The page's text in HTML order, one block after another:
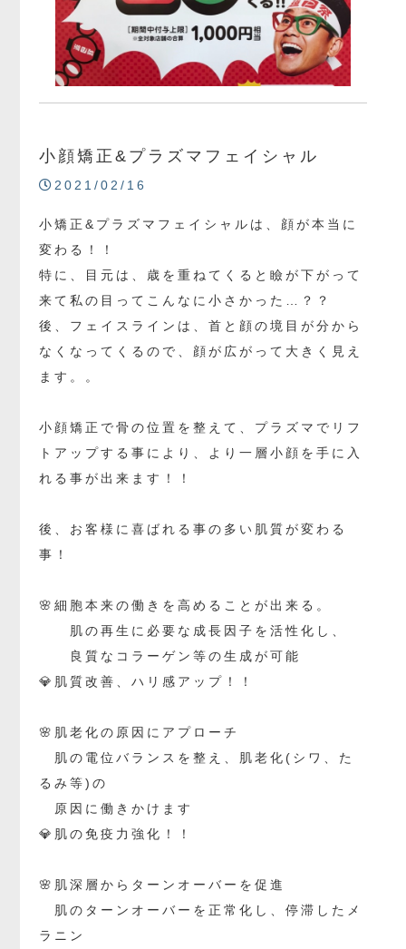
小顔矯正&プラズマフェイシャル
2021/02/16
小矯正&プラズマフェイシャルは、顔が本当に
変わる！！
特に、目元は、歳を重ねてくると瞼が下がって
来て私の目ってこんなに小さかった…？？
後、フェイスラインは、首と顔の境目が分から
なくなってくるので、顔が広がって大きく見え
ます。。
小顔矯正で骨の位置を整えて、プラズマでリフ
トアップする事により、より一層小顔を手に入
れる事が出来ます！！
後、お客様に喜ばれる事の多い肌質が変わる
事！
🌸細胞本来の働きを高めることが出来る。
肌の再生に必要な成長因子を活性化し、
良質なコラーゲン等の生成が可能
💎肌質改善、ハリ感アップ！！
🌸肌老化の原因にアプローチ
肌の電位バランスを整え、肌老化(シワ、た
るみ等)の
原因に働きかけます
💎肌の免疫力強化！！
🌸肌深層からターンオーバーを促進
肌のターンオーバーを正常化し、停滞したメ
ラニン